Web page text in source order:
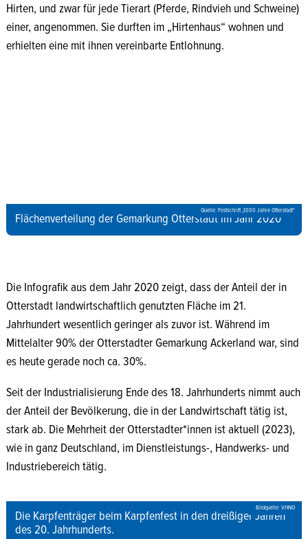
Hirten, und zwar für jede Tierart (Pferde, Rindvieh und Schweine)
einer, angenommen. Sie durften im „Hirtenhaus“ wohnen und
erhielten eine mit ihnen vereinbarte Entlohnung.
Quelle: Festschrift „1000 Jahre Otterstadt“
Flächenverteilung der Gemarkung Otterstadt im Jahr 2020
Die Infografik aus dem Jahr 2020 zeigt, dass der Anteil der in
Otterstadt landwirtschaftlich genutzten Fläche im 21.
Jahrhundert wesentlich geringer als zuvor ist. Während im
Mittelalter 90% der Otterstadter Gemarkung Ackerland war, sind
es heute gerade noch ca. 30%.
Seit der Industrialisierung Ende des 18. Jahrhunderts nimmt auch
der Anteil der Bevölkerung, die in der Landwirtschaft tätig ist,
stark ab. Die Mehrheit der Otterstadter*innen ist aktuell (2023),
wie in ganz Deutschland, im Dienstleistungs-, Handwerks- und
Industriebereich tätig.
Bildquelle: VHNO
Die Karpfenträger beim Karpfenfest in den dreißiger Jahren
des 20. Jahrhunderts.